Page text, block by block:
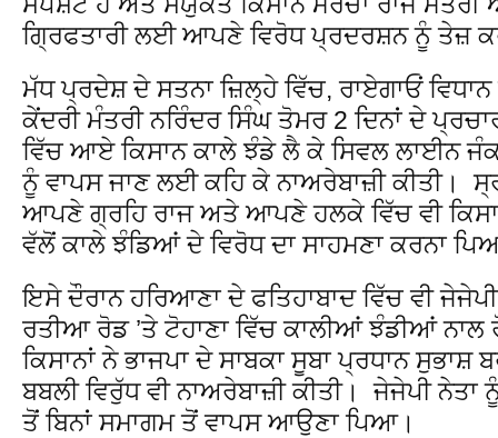
ਗ੍ਰਿਫਤਾਰੀ ਲਈ ਆਪਣੇ ਵਿਰੋਧ ਪ੍ਰਦਰਸ਼ਨ ਨੂੰ ਤੇਜ਼
ਮੱਧ ਪ੍ਰਦੇਸ਼ ਦੇ ਸਤਨਾ ਜ਼ਿਲ੍ਹੇ ਵਿੱਚ, ਰਾਏਗਾਓਂ
ਕੇਂਦਰੀ ਮੰਤਰੀ ਨਰਿੰਦਰ ਸਿੰਘ ਤੋਮਰ 2 ਦਿਨਾਂ ਦੇ
ਵਿੱਚ ਆਏ ਕਿਸਾਨ ਕਾਲੇ ਝੰਡੇ ਲੈ ਕੇ ਸਿਵਲ ਲਾਈਨ
ਨੂੰ ਵਾਪਸ ਜਾਣ ਲਈ ਕਹਿ ਕੇ ਨਾਅਰੇਬਾਜ਼ੀ ਕੀਤੀ।
ਆਪਣੇ ਗ੍ਰਹਿ ਰਾਜ ਅਤੇ ਆਪਣੇ ਹਲਕੇ ਵਿੱਚ ਵੀ
ਵੱਲੋਂ ਕਾਲੇ ਝੰਡਿਆਂ ਦੇ ਵਿਰੋਧ ਦਾ ਸਾਹਮਣਾ ਕਰਨਾ
ਇਸੇ ਦੌਰਾਨ ਹਰਿਆਣਾ ਦੇ ਫਤਿਹਾਬਾਦ ਵਿੱਚ ਵੀ
ਰਤੀਆ ਰੋਡ ’ਤੇ ਟੋਹਾਣਾ ਵਿੱਚ ਕਾਲੀਆਂ ਝੰਡੀਆਂ
ਕਿਸਾਨਾਂ ਨੇ ਭਾਜਪਾ ਦੇ ਸਾਬਕਾ ਸੂਬਾ ਪ੍ਰਧਾਨ
ਬਬਲੀ ਵਿਰੁੱਧ ਵੀ ਨਾਅਰੇਬਾਜ਼ੀ ਕੀਤੀ। ਜੇਜੇਪੀ
ਤੋਂ ਬਿਨਾਂ ਸਮਾਗਮ ਤੋਂ ਵਾਪਸ ਆਉਣਾ ਪਿਆ।